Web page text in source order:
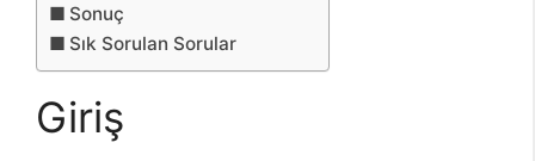
Sonuç
Sık Sorulan Sorular
Giriş